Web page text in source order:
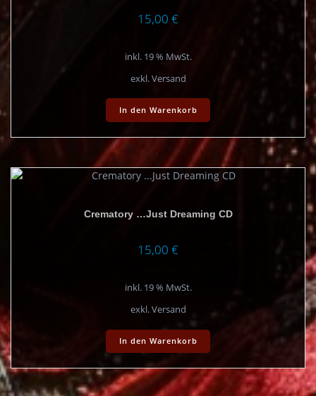
15,00 €
inkl. 19 % MwSt.
exkl. Versand
In den Warenkorb
Crematory …Just Dreaming CD
15,00 €
inkl. 19 % MwSt.
exkl. Versand
In den Warenkorb